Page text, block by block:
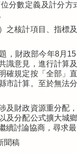
分數定義及計分
之核計項目、指標
，財政部今年8月
識意見，進行計算
確規定按「全部」
市計算。至於無法
及財政資源重分配
及分配公式擴大城
續討論協商，尋求
聞稿